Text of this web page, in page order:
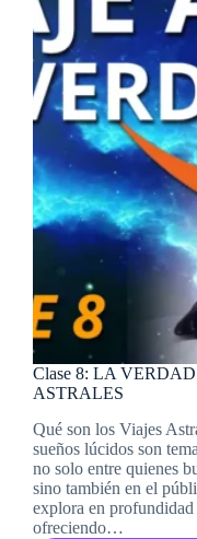
Clase 8: LA
ASTRALES
Qué son los Viajes
sueños lúcidos son
no solo entre quienes
sino también en el
explora en profundidad
ofreciendo…